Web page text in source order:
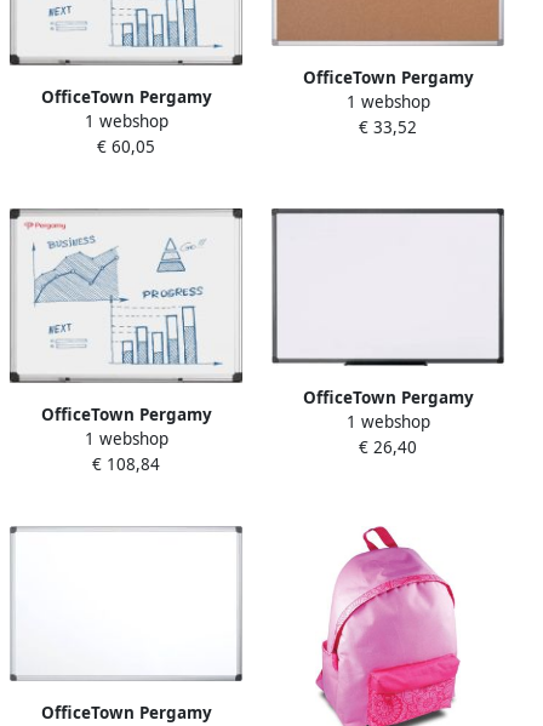
OfficeTown Pergamy
Excellence emaille
magnetisch whiteboard ft
1 webshop
€ 60,05
OfficeTown Pergamy
kurkbord met aluminium
frame ft 60 x 45 cm
1 webshop
€ 33,52
OfficeTown Pergamy
Excellence emaille
magnetisch whiteboard ft
1 webshop
€ 108,84
OfficeTown Pergamy
Essential melamine niet-
magnetisch whiteboard ft
1 webshop
€ 26,40
OfficeTown Pergamy